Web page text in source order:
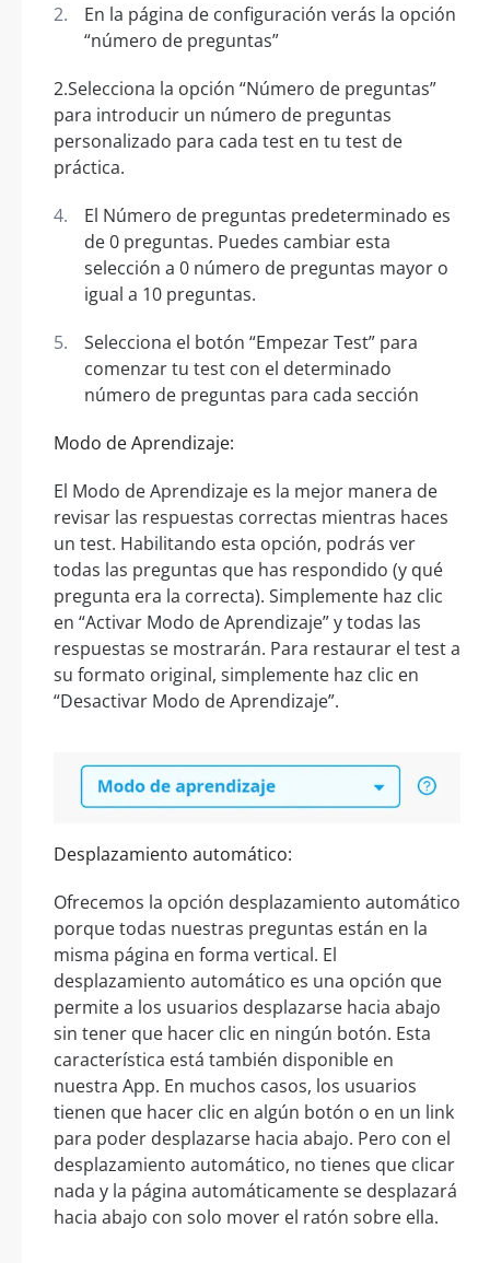
En la página de configuración verás la opción
“número de preguntas”
2.Selecciona la opción “Número de preguntas”
para introducir un número de preguntas
personalizado para cada test en tu test de
práctica.
El Número de preguntas predeterminado es
de 0 preguntas. Puedes cambiar esta
selección a 0 número de preguntas mayor o
igual a 10 preguntas.
Selecciona el botón “Empezar Test” para
comenzar tu test con el determinado
número de preguntas para cada sección
Modo de Aprendizaje:
El Modo de Aprendizaje es la mejor manera de
revisar las respuestas correctas mientras haces
un test. Habilitando esta opción, podrás ver
todas las preguntas que has respondido (y qué
pregunta era la correcta). Simplemente haz clic
en “Activar Modo de Aprendizaje” y todas las
respuestas se mostrarán. Para restaurar el test a
su formato original, simplemente haz clic en
“Desactivar Modo de Aprendizaje”.
Desplazamiento automático:
Ofrecemos la opción desplazamiento automático
porque todas nuestras preguntas están en la
misma página en forma vertical. El
desplazamiento automático es una opción que
permite a los usuarios desplazarse hacia abajo
sin tener que hacer clic en ningún botón. Esta
característica está también disponible en
nuestra App. En muchos casos, los usuarios
tienen que hacer clic en algún botón o en un link
para poder desplazarse hacia abajo. Pero con el
desplazamiento automático, no tienes que clicar
nada y la página automáticamente se desplazará
hacia abajo con solo mover el ratón sobre ella.